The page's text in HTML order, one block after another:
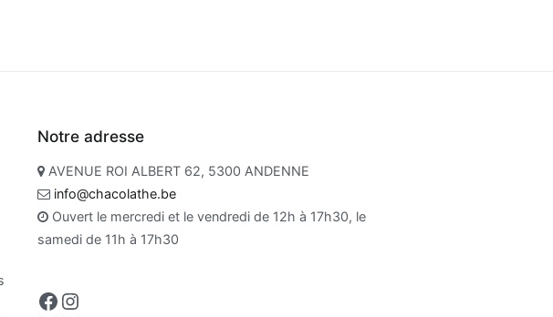
Notre adresse
AVENUE ROI ALBERT 62, 5300 ANDENNE
info@chacolathe.be
Ouvert le mercredi et le vendredi de 12h à 17h30, le
samedi de 11h à 17h30
Facebook